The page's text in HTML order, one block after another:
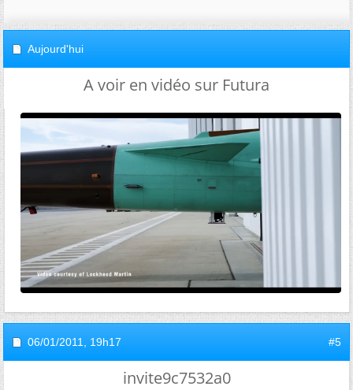
Aujourd'hui
A voir en vidéo sur Futura
06/01/2011, 19h17 #5
invite9c7532a0